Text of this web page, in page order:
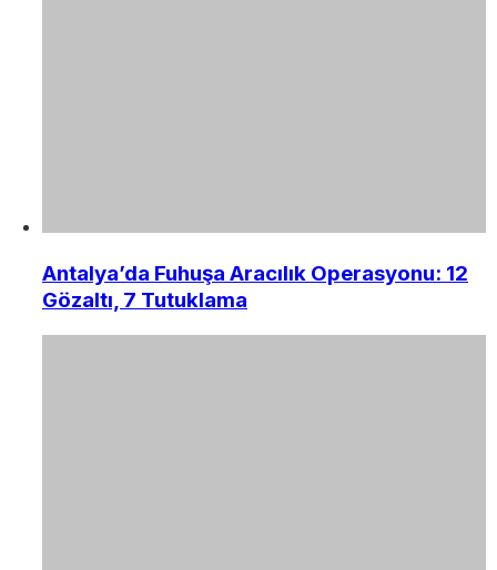
Antalya’da Fuhuşa Aracılık Operasyonu: 12
Gözaltı, 7 Tutuklama